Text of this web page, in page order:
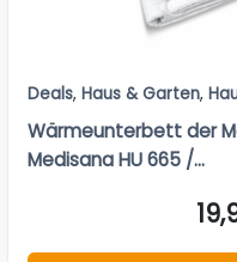
Deals, Haus & Garten,
Wärmeunterbett der
Medisana HU 665 /...